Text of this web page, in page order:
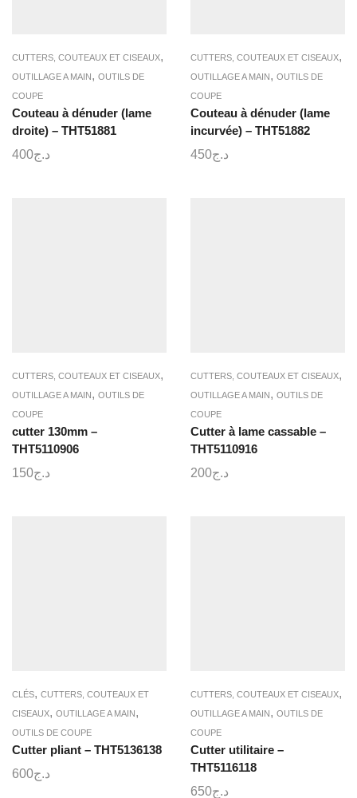
CUTTERS, COUTEAUX ET CISEAUX,
OUTILLAGE A MAIN, OUTILS DE
COUPE
Couteau à dénuder (lame
droite) – THT51881
د.ج400
CUTTERS, COUTEAUX ET CISEAUX,
OUTILLAGE A MAIN, OUTILS DE
COUPE
Couteau à dénuder (lame
incurvée) – THT51882
د.ج450
CUTTERS, COUTEAUX ET CISEAUX,
OUTILLAGE A MAIN, OUTILS DE
COUPE
cutter 130mm –
THT5110906
د.ج150
CUTTERS, COUTEAUX ET CISEAUX,
OUTILLAGE A MAIN, OUTILS DE
COUPE
Cutter à lame cassable –
THT5110916
د.ج200
CLÉS, CUTTERS, COUTEAUX ET
CISEAUX, OUTILLAGE A MAIN,
OUTILS DE COUPE
Cutter pliant – THT5136138
د.ج600
CUTTERS, COUTEAUX ET CISEAUX,
OUTILLAGE A MAIN, OUTILS DE
COUPE
Cutter utilitaire –
THT5116118
د.ج650